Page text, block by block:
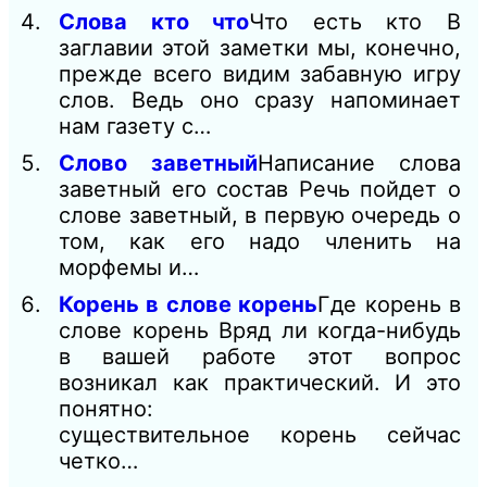
Слова кто чтоЧто есть кто В
заглавии этой заметки мы, конечно,
прежде всего видим забавную игру
слов. Ведь оно сразу напоминает
нам газету с…
Слово заветныйНаписание слова
заветный его состав Речь пойдет о
слове заветный, в первую очередь о
том, как его надо членить на
морфемы и…
Корень в слове кореньГде корень в
слове корень Вряд ли когда-нибудь
в вашей работе этот вопрос
возникал как практический. И это
понятно:
существительное корень сейчас
четко…